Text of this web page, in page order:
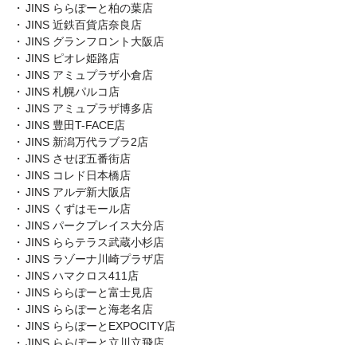
JINS ららぽーと柏の葉店
JINS 近鉄百貨店奈良店
JINS グランフロント大阪店
JINS ピオレ姫路店
JINS アミュプラザ小倉店
JINS 札幌パルコ店
JINS アミュプラザ博多店
JINS 豊田T-FACE店
JINS 新潟万代ラブラ2店
JINS させぼ五番街店
JINS コレド日本橋店
JINS アルデ新大阪店
JINS くずはモール店
JINS パークプレイス大分店
JINS ららテラス武蔵小杉店
JINS ラゾーナ川崎プラザ店
JINS ハマクロス411店
JINS ららぽーと富士見店
JINS ららぽーと海老名店
JINS ららぽーとEXPOCITY店
JINS ららぽーと立川立飛店